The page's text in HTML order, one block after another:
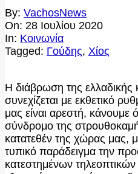
By: VachosNews
On: 28 Ιουλίου 2020
In: Κοινωνία
Tagged: Γούδης, Χίος
Η διάβρωση της ελλαδικής
συνεχίζεται με εκθετικό
μας είναι αρεστή, κάνουμε
σύνδρομο της
κατατεθέν της χώρας μας,
τυπικό παράδειγμα την
κατεστημένων